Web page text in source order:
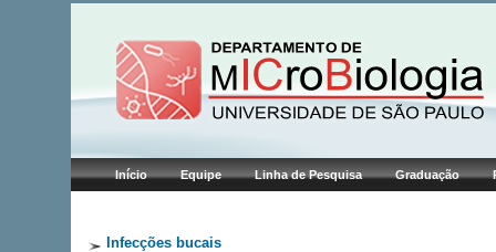
Início Equipe Linha de Pesquisa Graduação
Infecções bucais